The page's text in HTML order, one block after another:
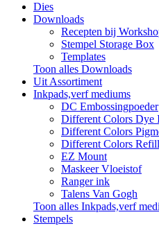
Dies
Downloads
Recepten bij
Stempel Storage Box
Templates
Toon alles Downloads
Uit Assortiment
Inkpads,verf mediums
DC Embossingpoeder
Different Colors Dye
Different Colors
Different Colors
EZ Mount
Maskeer Vloeistof
Ranger ink
Talens Van Gogh
Toon alles Inkpads,verf
Stempels